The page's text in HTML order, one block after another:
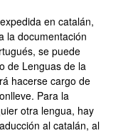
en catalán,
la documentación
se puede
de Lenguas de la
hacerse cargo de
Para la
otra lengua, hay
al catalán, al